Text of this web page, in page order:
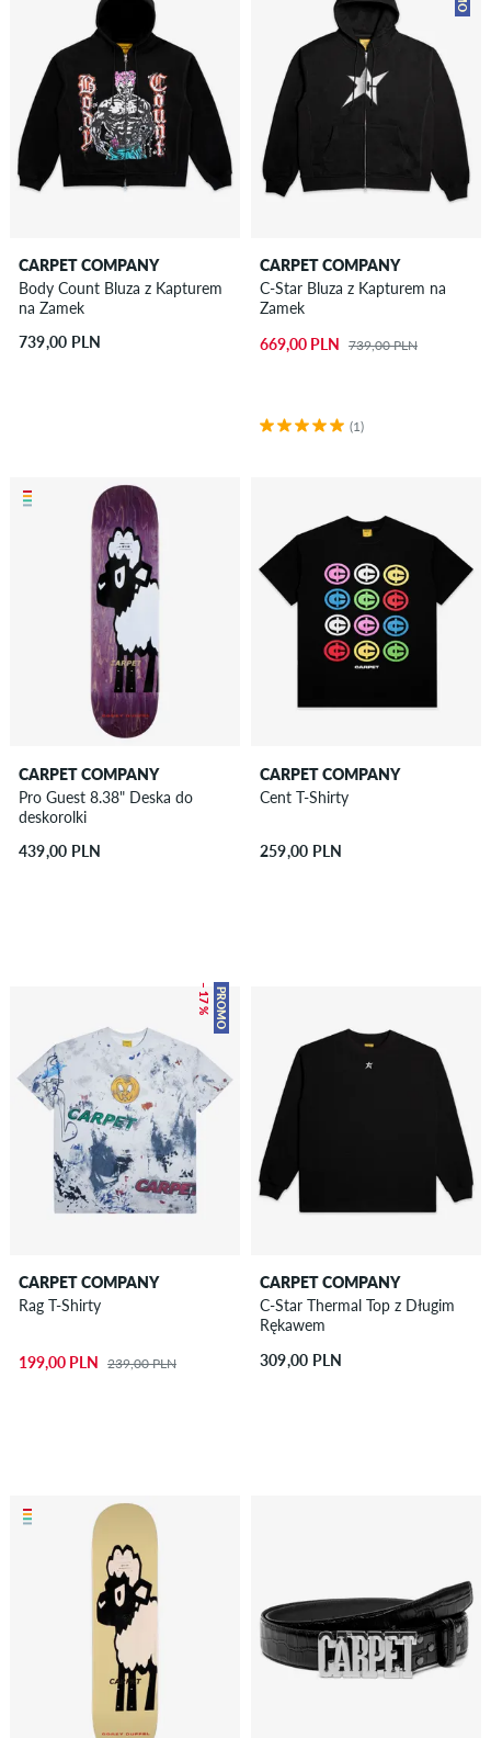
CARPET COMPANY
Body Count Bluza z Kapturem
na Zamek
739,00 PLN
CARPET COMPANY
C-Star Bluza z Kapturem na
Zamek
669,00 PLN 739,00 PLN
(1)
CARPET COMPANY
Pro Guest 8.38" Deska do
deskorolki
439,00 PLN
CARPET COMPANY
Cent T-Shirty
259,00 PLN
PROMO
– 17 %
CARPET COMPANY
Rag T-Shirty
199,00 PLN 239,00 PLN
CARPET COMPANY
C-Star Thermal Top z Długim
Rękawem
309,00 PLN